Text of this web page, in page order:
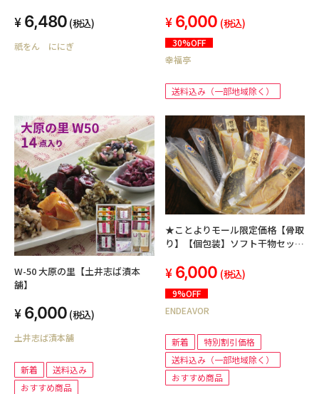
6,480 (税込)
祇をん ににぎ
(250g×6)
6,000 (税込)
30%OFF
幸福亭
送料込み（一部地域除く）
W-50 大原の里【土井志ば漬本
舗】
6,000 (税込)
土井志ば漬本舗
新着
送料込み
おすすめ商品
★ことよりモール限定価格【骨取
り】【個包装】ソフト干物セッ
6,000 (税込)
9%OFF
ENDEAVOR
新着
特別割引価格
送料込み（一部地域除く）
おすすめ商品